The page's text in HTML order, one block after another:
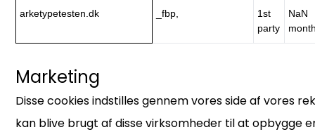
arketypetesten.dk _fbp,
1st
party
NaN
Marketing
Disse cookies indstilles gennem vores side af vores
kan blive brugt af disse virksomheder til at opbygge